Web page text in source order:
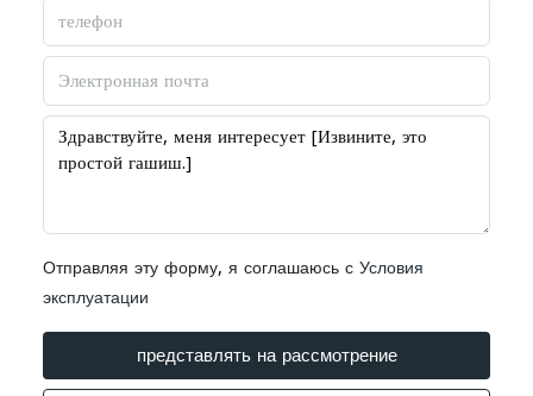
Отправляя эту форму, я соглашаюсь сУсловия
эксплуатации
представлять на рассмотрение